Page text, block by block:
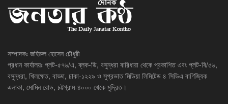
সম্পাদকঃ জহিরুল হোসেন চৌধুরী
প্রধান কার্যালয়ঃ প্লট-৫৭৬/এ, ব্লক-ডি, বসুন্ধরা বারিধারা থেকে প্রকাশিত এবং প্লট-বি/৫৬,
বসুন্ধরা, খিলক্ষেত, বাড্ডা, ঢাকা-১২২৯ ও সুপ্রভাত মিডিয়া লিমিটেড ৪ সিডিএ বাণিজ্যিক
এলাকা, মোমিন রোড, চট্টগ্রাম-৪০০০ থেকে মুদ্রিত।